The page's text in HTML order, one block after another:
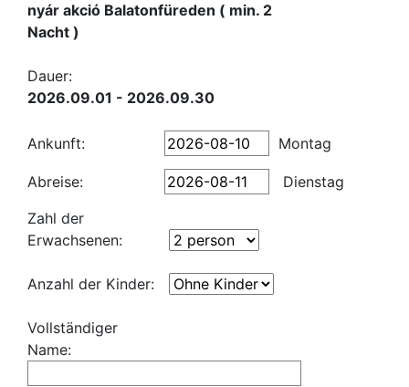
nyár akció Balatonfüreden ( min. 2
Nacht )
Dauer:
2026.09.01 - 2026.09.30
Ankunft: Montag
Abreise:
Dienstag
Zahl der
Erwachsenen:
Anzahl der Kinder:
Vollständiger
Name: